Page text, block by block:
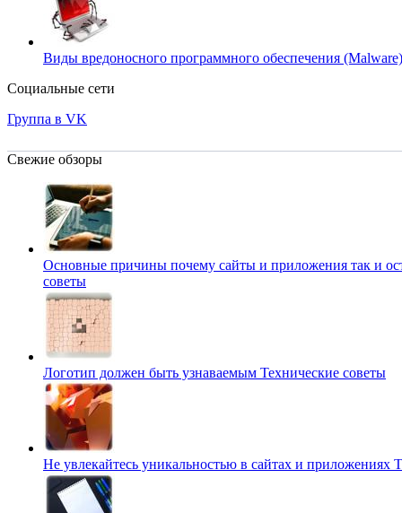
Виды вредоносного программного обеспечения
Социальные сети
Группа в VK
Свежие обзоры
Основные причины почему сайты и приложения так и
советы
Логотип должен быть узнаваемым Технические советы
Не увлекайтесь уникальностью в сайтах и приложениях